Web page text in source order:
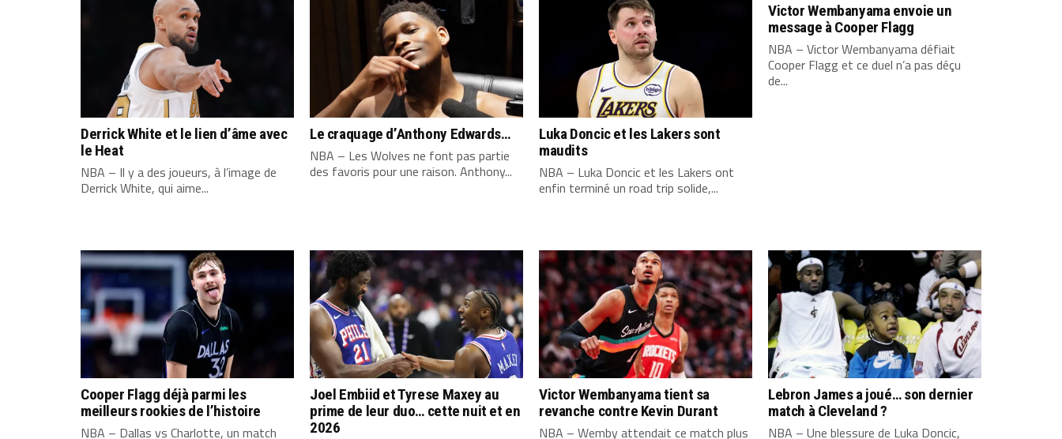
Derrick White et le lien d’âme avec
le Heat
NBA – Il y a des joueurs, à l’image de
Derrick White, qui aime...
Le craquage d’Anthony Edwards…
NBA – Les Wolves ne font pas partie
des favoris pour une raison. Anthony...
Luka Doncic et les Lakers sont
maudits
NBA – Luka Doncic et les Lakers ont
enfin terminé un road trip solide,...
Victor Wembanyama envoie un
message à Cooper Flagg
NBA – Victor Wembanyama défiait
Cooper Flagg et ce duel n’a pas déçu
de...
Cooper Flagg déjà parmi les
meilleurs rookies de l’histoire
NBA – Dallas vs Charlotte, un match
Joel Embiid et Tyrese Maxey au
prime de leur duo… cette nuit et en
2026
Victor Wembanyama tient sa
revanche contre Kevin Durant
NBA – Wemby attendait ce match plus
Lebron James a joué… son dernier
match à Cleveland ?
NBA – Une blessure de Luka Doncic,